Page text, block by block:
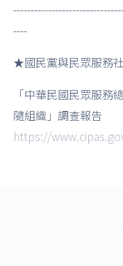
----
★國民黨與民眾服務
「中華民國民眾服務
隨組織」調查報告
https://